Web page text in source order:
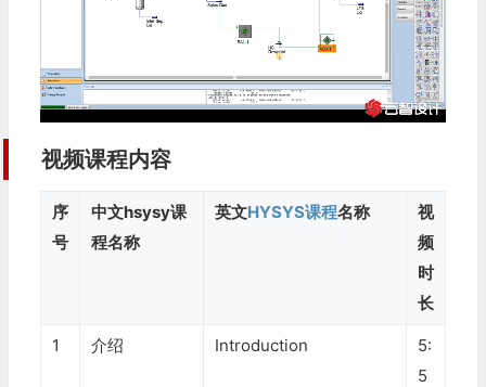
视频课程内容
序
号
中文hsysy课
程名称
英文HYSYS课程名称
视
频
时
长
1 介绍 Introduction
5:
5